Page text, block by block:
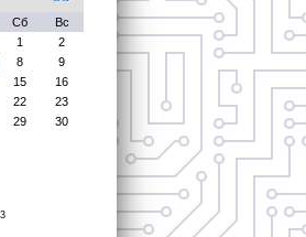
Сб
Вс
1
2
8
9
15
16
22
23
29
30